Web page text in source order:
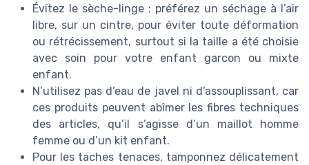
Évitez le sèche-linge : préférez un séchage à l’air
libre, sur un cintre, pour éviter toute déformation
ou rétrécissement, surtout si la taille a été choisie
avec soin pour votre enfant garcon ou mixte
enfant.
N’utilisez pas d’eau de javel ni d’assouplissant, car
ces produits peuvent abîmer les fibres techniques
des articles, qu’il s’agisse d’un maillot homme
femme ou d’un kit enfant.
Pour les taches tenaces, tamponnez délicatement